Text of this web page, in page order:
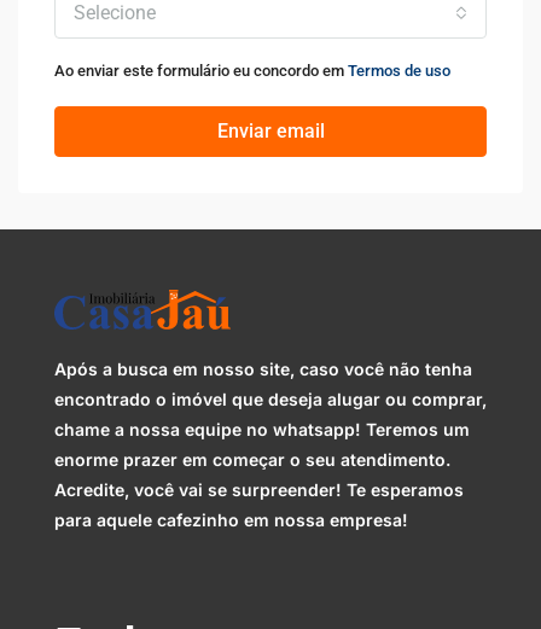
Selecione
Ao enviar este formulário eu concordo em Termos de uso
Enviar email
Após a busca em nosso site, caso você não tenha
encontrado o imóvel que deseja alugar ou comprar,
chame a nossa equipe no whatsapp! Teremos um
enorme prazer em começar o seu atendimento.
Acredite, você vai se surpreender! Te esperamos
para aquele cafezinho em nossa empresa!